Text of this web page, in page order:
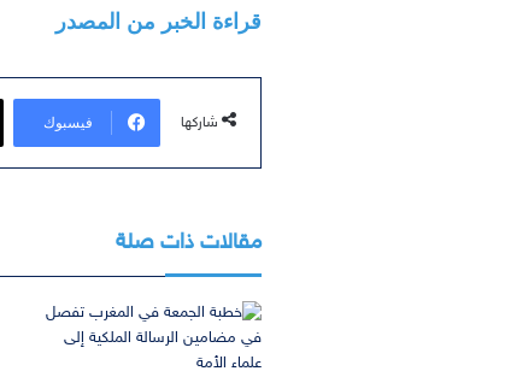
قراءة الخبر من المصدر
شاركها فيسبوك
مقالات ذات صلة